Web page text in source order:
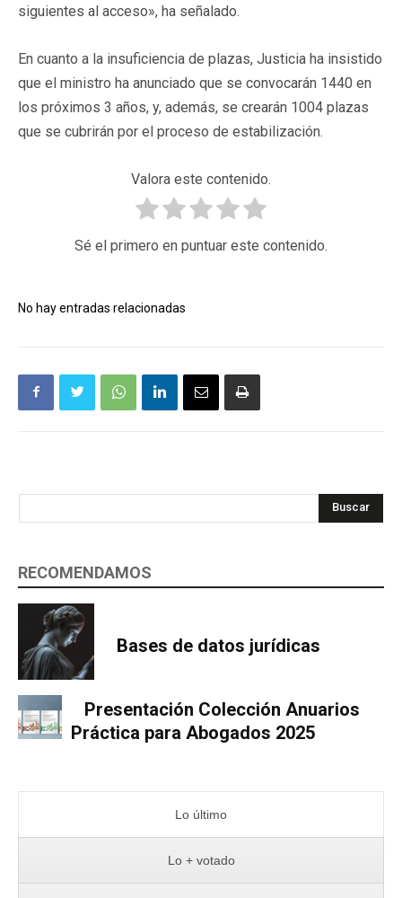
siguientes al acceso», ha señalado.
En cuanto a la insuficiencia de plazas, Justicia ha insistido
que el ministro ha anunciado que se convocarán 1440 en
los próximos 3 años, y, además, se crearán 1004 plazas
que se cubrirán por el proceso de estabilización.
Valora este contenido.
Sé el primero en puntuar este contenido.
No hay entradas relacionadas
Buscar
RECOMENDAMOS
Bases de datos jurídicas
Presentación Colección Anuarios
Práctica para Abogados 2025
Lo último
Lo + votado